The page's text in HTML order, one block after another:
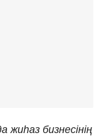
бизнесінің